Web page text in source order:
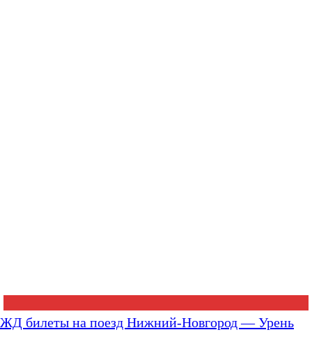
ЖД билеты на поезд Нижний-Новгород — Урень